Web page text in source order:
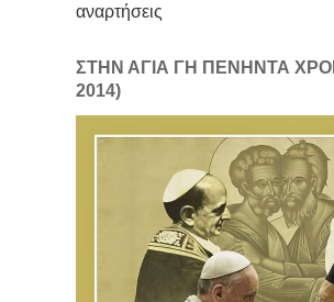
αναρτήσεις
ΣΤΗΝ ΑΓΙΑ ΓΗ ΠΕΝΗΝΤΑ
2014)